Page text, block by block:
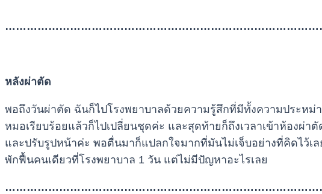
หลังผ่าตัด
พอถึงวันผ่าตัด ฉันก็ไปโรงพยาบาลด้วยความรู้สึกที่มีทั้งความประห
หมอเรียบร้อยแล้วก็ไปเปลี่ยนชุดค่ะ และสุดท้ายก็ถึงเวลาเข้าห้องผ่า
และปรับรูปหน้าค่ะ พอตื่นมาก็แปลกใจมากที่มันไม่เจ็บอย่างที่คิดไว้
พักฟื้นคนเดียวที่โรงพยาบาล 1 วัน แต่ไม่มีปัญหาอะไรเลย